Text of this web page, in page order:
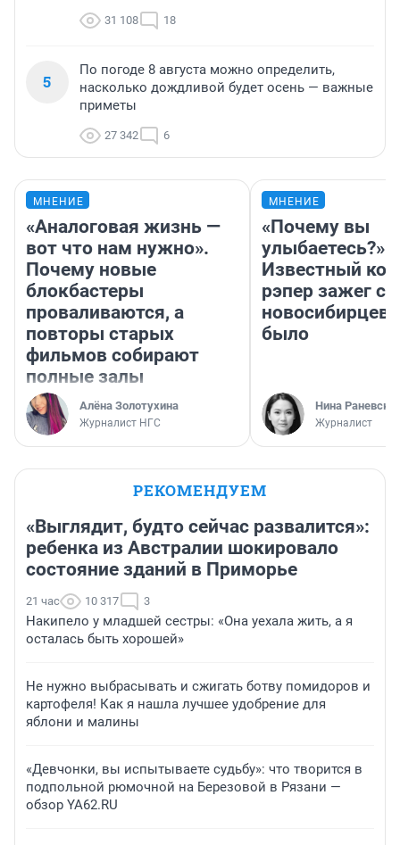
31 108 18
5
По погоде 8 августа можно определить,
насколько дождливой будет осень — важные
приметы
27 342 6
МНЕНИЕ
«Аналоговая жизнь —
вот что нам нужно».
Почему новые
блокбастеры
проваливаются, а
повторы старых
фильмов собирают
полные залы
Алёна Золотухина
Журналист НГС
МНЕНИЕ
«Почему вы
улыбаетесь?»
Известный
рэпер зажег с
новосибирцев:
было
Нина
Журналист
РЕКОМЕНДУЕМ
«Выглядит, будто сейчас развалится»:
ребенка из Австралии шокировало
состояние зданий в Приморье
21 час 10 317 3
Накипело у младшей сестры: «Она уехала жить, а я
осталась быть хорошей»
Не нужно выбрасывать и сжигать ботву помидоров и
картофеля! Как я нашла лучшее удобрение для
яблони и малины
«Девчонки, вы испытываете судьбу»: что творится в
подпольной рюмочной на Березовой в Рязани —
обзор YA62.RU